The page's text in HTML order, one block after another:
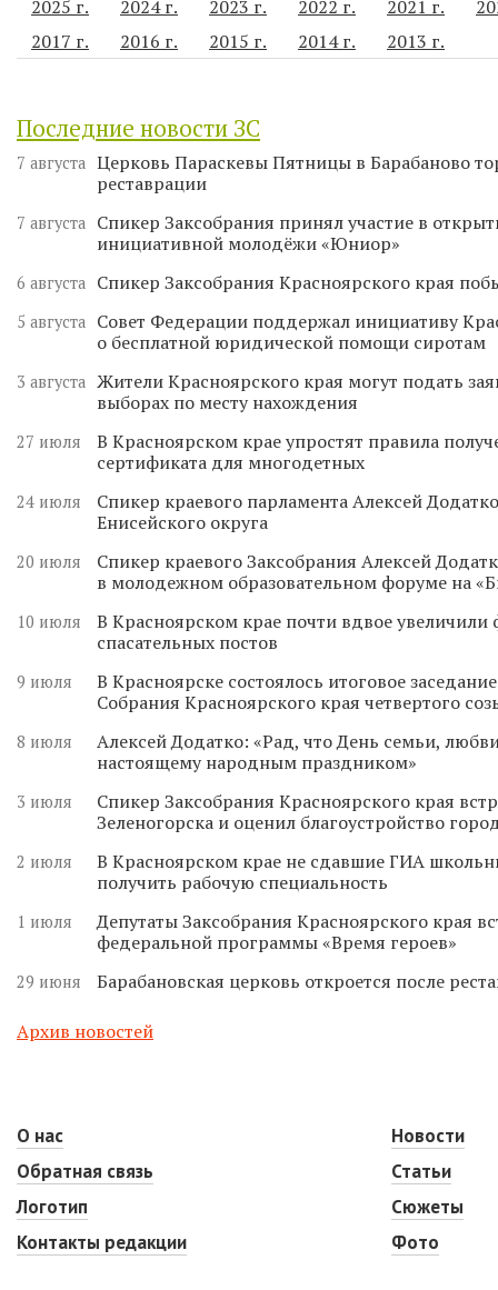
2025 г. 2024 г. 2023 г. 2022 г. 2021 г.
2017 г.
2016 г. 2015 г. 2014 г. 2013 г.
Последние новости ЗС
7 августа Церковь Параскевы Пятницы в Барабаново
реставрации
7 августа
Спикер Заксобрания принял участие в
инициативной молодёжи «Юниор»
6 августа Спикер Заксобрания Красноярского края
5 августа
Совет Федерации поддержал инициативу
о бесплатной юридической помощи сиротам
3 августа Жители Красноярского края могут подать
выборах по месту нахождения
27 июля
В Красноярском крае упростят правила
сертификата для многодетных
24 июля
Спикер краевого парламента Алексей
Енисейского округа
20 июля
Спикер краевого Заксобрания Алексей
в молодежном образовательном форуме на
10 июля
В Красноярском крае почти вдвое
спасательных постов
9 июля
В Красноярске состоялось итоговое
Собрания Красноярского края четвертого
8 июля
Алексей Додатко: «Рад, что День семьи,
настоящему народным праздником»
3 июля
Спикер Заксобрания Красноярского края
Зеленогорска и оценил благоустройство
2 июля
В Красноярском крае не сдавшие ГИА
получить рабочую специальность
1 июля
Депутаты Заксобрания Красноярского края
федеральной программы «Время героев»
29 июня Барабановская церковь откроется после
Архив новостей
О нас
Обратная связь
Логотип
Контакты редакции
Новости
Статьи
Сюжеты
Фото